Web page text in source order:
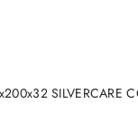
SILVERCARE